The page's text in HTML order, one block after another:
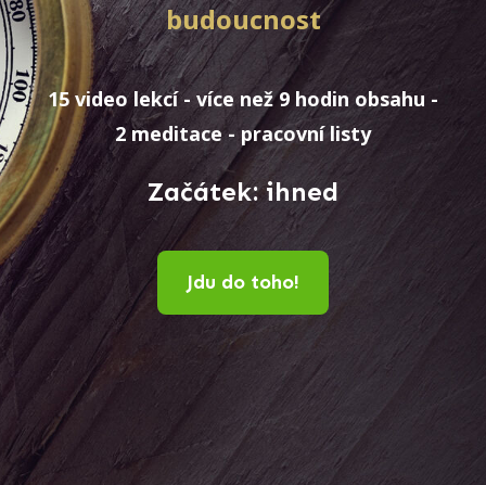
budoucnost
15 video lekcí - více než 9 hodin obsahu -
2 meditace - pracovní listy
Začátek: ihned
Jdu do toho!